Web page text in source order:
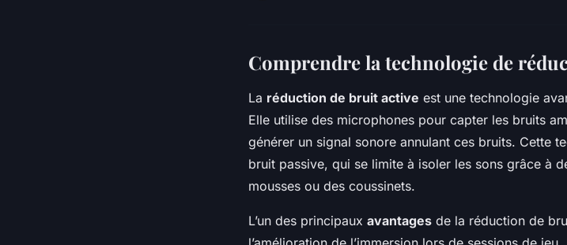
Comprendre la technologie de
La réduction de bruit active est une technologie
Elle utilise des microphones pour capter les bruits
générer un signal sonore annulant ces bruits. Cette
bruit passive, qui se limite à isoler les sons grâce à
mousses ou des coussinets.
L’un des principaux avantages de la réduction de